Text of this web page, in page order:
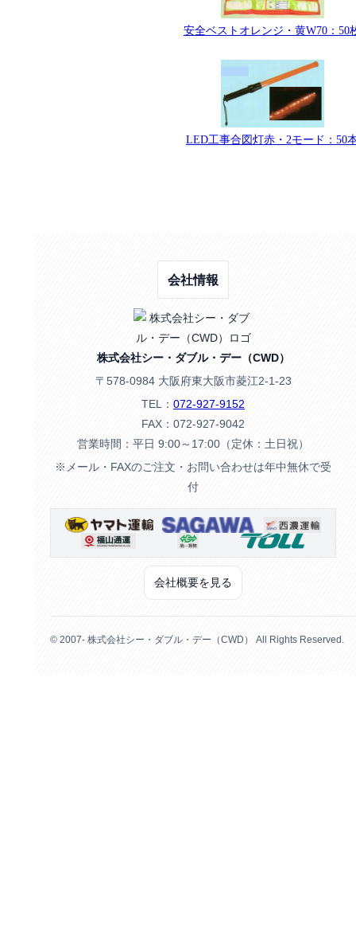
安全ベストオレンジ・黄W70：50
LED工事合図灯赤・2モード：50
会社情報
株式会社シー・ダブル・デー（CWD）
〒578-0984 大阪府東大阪市菱江2-1-23
TEL： 072-927-9152
FAX：072-927-9042
営業時間：平日 9:00～17:00（定休：土日祝）
※メール・FAXのご注文・お問い合わせは年中無休で受
付
会社概要を見る
© 2007- 株式会社シー・ダブル・デー（CWD） All Rights Reserved.